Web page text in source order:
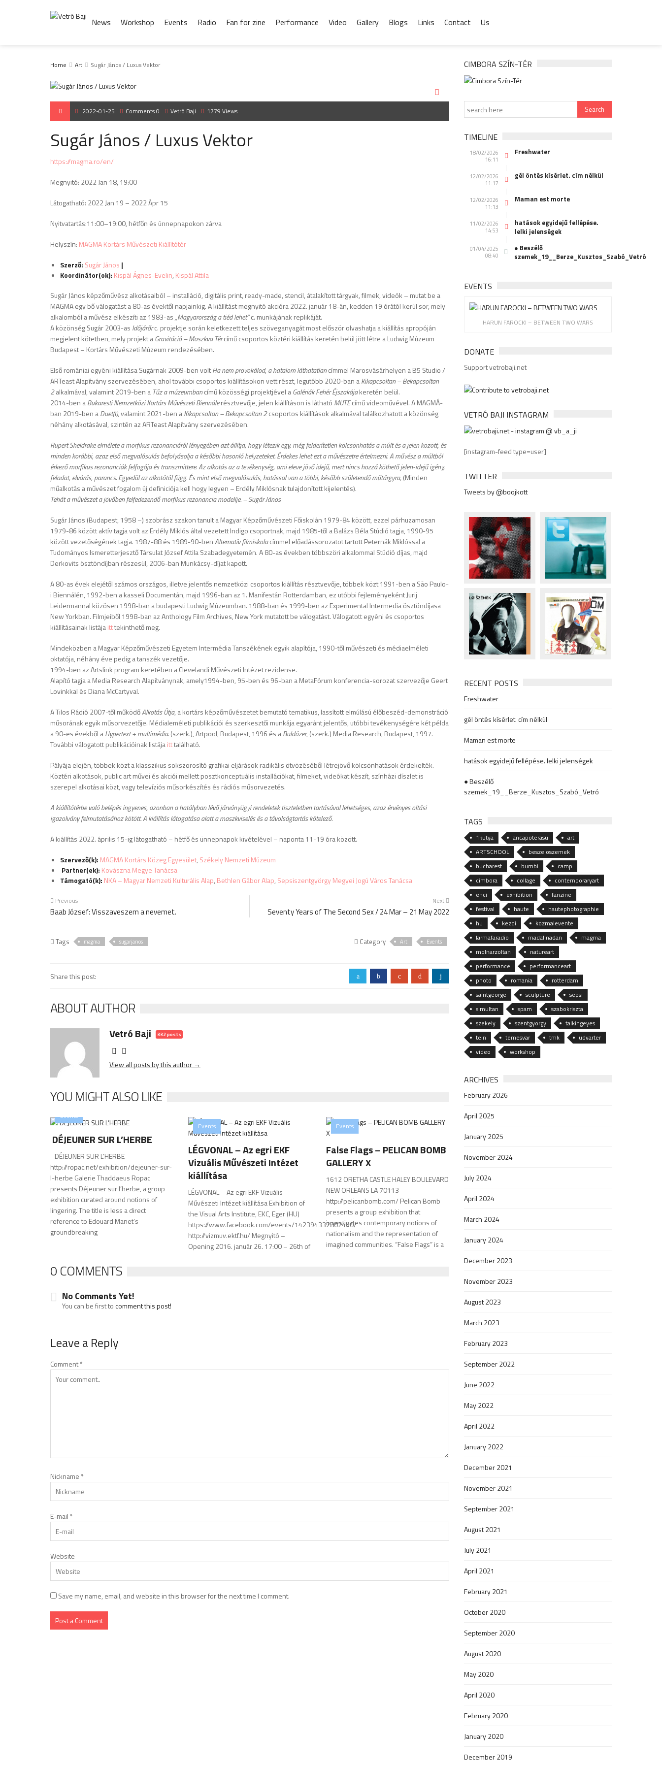
News Workshop Events Radio Fan for zine Performance Video Gallery Blogs Links Contact Us
Home Art Sugár János / Luxus Vektor
2022-01-25 Comments 0 Vetró Baji 1779 Views
Sugár János / Luxus Vektor
https://magma.ro/en/
Megnyitó: 2022 Jan 18, 19:00
Látogatható: 2022 Jan 19 – 2022 Ápr 15
Nyitvatartás:11:00–19:00, hétfőn és ünnepnapokon zárva
Helyszín: MAGMA Kortárs Művészeti Kiállítótér
Szerző: Sugár János |
Koordinátor(ok): Kispál Ágnes-Evelin, Kispál Attila
Sugár János képzőművész alkotásaiból – installáció, digitális print, ready-made, stencil, átalakított tárgyak, filmek, videók – mutat be a
MAGMA egy bő válogatást a 80-as évektől napjainkig. A kiállítást megnyitó akcióra 2022. január 18-án, kedden 19 órától kerül sor, mely
alkalomból a művész elkészíti az 1983-as „Magyarország a tiéd lehet”c. munkájának replikáját.
A közönség Sugár 2003-as Időjárőrc. projektje során keletkezett teljes szöveganyagát most először olvashatja a kiállítás apropóján
megjelent kötetben, mely projekt aGravitáció – Moszkva Tércímű csoportos köztéri kiállítás keretén belül jött létre a Ludwig Múzeum
Budapest – Kortárs Művészeti Múzeum rendezésében.
Első romániai egyéni kiállítása Sugárnak 2009-ben voltHa nem provokálod, a hatalom láthatatlancímmel Marosvásárhelyen a B5 Studio /
ARTeast Alapítvány szervezésében, ahol további csoportos kiállításokon vett részt, legutóbb 2020-ban aKikapcsoltan – Bekapcsoltan
2alkalmával, valamint 2019-ben a Tűz a múzeumbancímű közösségi projektjével aGalériák Fehér Éjszakájakeretén belül.
2014-ben aBukaresti Nemzetközi Kortárs Művészeti Biennálerésztvevője, jelen kiállításon is látható MUTEcímű videoművével. A MAGMÁ-
ban 2019-ben aDuet(t), valamint 2021-ben aKikapcsoltan – Bekapcsoltan 2csoportos kiállítások alkalmával találkozhatott a közönség
néhány alkotásával, szintén az ARTeast Alapítvány szervezésében.
Rupert Sheldrake elmélete a morfikus rezonanciáról lényegében azt állítja, hogy létezik egy, még felderítetlen kölcsönhatás a múlt és a jelen között, és
minden korábbi, azaz első megvalósulás befolyásolja a későbbi hasonló helyzeteket. Érdekes lehet ezt a művészetre értelmezni. A művész a múltból
érkező morfikus rezonanciák felfogója és transzmittere. Az alkotás az a tevékenység, ami eleve jövő idejű, mert nincs hozzá köthető jelen-idejű igény,
feladat, elvárás, parancs. Egyedül az alkotótól függ. És mint első megvalósulás, hatással van a többi, később születendő műtárgyra, (Minden
műalkotás a művészet fogalom új definiciója kell hogy legyen – Erdély Miklósnak tulajdonított kijelentés).
Tehát a művészet a jövőben felfedezendő morfikus rezonancia modellje. –Sugár János
Sugár János (Budapest, 1958 –) szobrász szakon tanult a Magyar Képzőművészeti Főiskolán 1979-84 között, ezzel párhuzamosan
1979-86 között aktív tagja volt az Erdély Miklós által vezetett Indigo csoportnak, majd 1985-től a Balázs Béla Stúdió tagja, 1990-95
között vezetőségének tagja. 1987-88 és 1989-90-benAlternatív filmiskolacímmel előadássorozatot tartott Peternák Miklóssal a
Tudományos Ismeretterjesztő Társulat József Attila Szabadegyetemén. A 80-as években többszöri alkalommal Stúdió díjas, majd
Derkovits ösztöndíjban részesül, 2006-ban Munkácsy-díjat kapott.
A 80-as évek elejétől számos országos, illetve jelentős nemzetközi csoportos kiállítás résztvevője, többek közt 1991-ben a São Paulo-
i Biennálén, 1992-ben a kasseli Documentán, majd 1996-ban az 1. Manifestán Rotterdamban, ez utóbbi fejleményeként Jurij
Leidermannal közösen 1998-ban a budapesti Ludwig Múzeumban. 1988-ban és 1999-ben az Experimental Intermedia ösztöndíjasa
New Yorkban. Filmjeiből 1998-ban az Anthology Film Archives, New York mutatott be válogatást. Válogatott egyéni és csoportos
kiállításainak listájaitttekinthető meg.
Mindeközben a Magyar Képzőművészeti Egyetem Intermédia Tanszékének egyik alapítója, 1990-től művészeti és médiaelméleti
oktatója, néhány éve pedig a tanszék vezetője.
1994-ben az Artslink program keretében a Clevelandi Művészeti Intézet rezidense.
Alapító tagja a Media Research Alapítványnak, amely1994-ben, 95-ben és 96-ban a MetaFórum konferencia-sorozat szervezője Geert
Lovinkkal és Diana McCartyval.
A Tilos Rádió 2007-től működőAlkotás Útja, a kortárs képzőművészetet bemutató tematikus, lassított elmúlású élőbeszéd-demonstráció
műsorának egyik műsorvezetője. Médialeméleti publikációi és szerkesztői munkája egyaránt jelentős, utóbbi tevékenységére két példa
a 90-es évekből aHypertext + multimédia.(szerk.), Artpool, Budapest, 1996 és aBuldózer, (szerk.) Media Research, Budapest, 1997.
További válogatott publikációinak listájaitttalálható.
Pályája elején, többek közt a klasszikus sokszorosító grafikai eljárások radikális ötvözéséből létrejövő kölcsönhatások érdekelték.
Köztéri alkotások, public art művei és akciói mellett posztkonceptuális installációkat, filmeket, videókat készít, színházi díszlet is
szerepel alkotásai közt, vagy televíziós műsorkészítés és rádiós műsorvezetés.
A kiállítótérbe való belépés ingyenes, azonban a hatályban lévő járványügyi rendeletek tiszteletben tartásával lehetséges, azaz érvényes oltási
igazolvány felmutatásához kötött. A kiállítás látogatása alatt a maszkviselés és a távolságtartás kötelező.
A kiállítás 2022. április 15-ig látogatható – hétfő és ünnepnapok kivételével – naponta 11-19 óra között.
Szervező(k): MAGMA Kortárs Közeg Egyesület, Székely Nemzeti Múzeum
Partner(ek): Kovászna Megye Tanácsa
Támogató(k): NKA – Magyar Nemzeti Kulturális Alap, Bethlen Gábor Alap, Sepsiszentgyörgy Megyei Jogú Város Tanácsa
Previous
Baab József: Visszaveszem a nevemet.
Next
Seventy Years of The Second Sex / 24 Mar – 21 May 2022
Tags magma sugarjanos Category Art Events
Share this post: a b c d j
ABOUT AUTHOR
Vetró Baji 332 posts
View all posts by this author →
YOU MIGHT ALSO LIKE
Events
DÉJEUNER SUR L’HERBE
DÉJEUNER SUR L’HERBE
http://ropac.net/exhibition/dejeuner-sur-
l-herbe Galerie Thaddaeus Ropac
presents Déjeuner sur l’herbe, a group
exhibition curated around notions of
lingering. The title is less a direct
reference to Edouard Manet’s
groundbreaking
Events
LÉGVONAL – Az egri EKF
Vizuális Művészeti Intézet
kiállítása
LÉGVONAL – Az egri EKF Vizuális
Művészeti Intézet kiállítása Exhibition of
the Visual Arts Institute, EKC, Eger (HU)
https://www.facebook.com/events/142394332802450/
http://vizmuv.ektf.hu/ Megnyitó –
Opening 2016. január 26. 17:00 – 26th of
Events
False Flags – PELICAN BOMB
GALLERY X
1612 ORETHA CASTLE HALEY BOULEVARD
NEW ORLEANS LA 70113
http://pelicanbomb.com/ Pelican Bomb
presents a group exhibition that
investigates contemporary notions of
nationalism and the representation of
imagined communities. “False Flags” is a
0 COMMENTS
No Comments Yet!
You can be first tocomment this post!
Leave a Reply
Comment*
Nickname *
E-mail *
Website
Save my name, email, and website in this browser for the next time I comment.
CIMBORA SZÍN-TÉR
TIMELINE
18/02/2026
16:11
Freshwater
12/02/2026
11:17
gél öntés kísérlet. cím nélkül
12/02/2026
11:13
Maman est morte
11/02/2026
14:53
hatások egyidejű fellépése.
lelki jelenségek
01/04/2025
08:40
● Beszélő
szemek_19__Berze_Kusztos_Szabó_Vetró
EVENTS
HARUN FAROCKI – BETWEEN TWO WARS
DONATE
Support vetrobaji.net
VETRÓ BAJI INSTAGRAM
[instagram-feed type=user]
TWITTER
Tweets by @boojkott
RECENT POSTS
Freshwater
gél öntés kísérlet. cím nélkül
Maman est morte
hatások egyidejű fellépése. lelki jelenségek
● Beszélő
szemek_19__Berze_Kusztos_Szabó_Vetró
TAGS
1kutya ancapoterasu
art
ARTSCHOOL
beszeloszemek
bucharest
bumbi
camp
cimbora
collage
contemporaryart
enci
exhibition
fanzine
festival
haute
hautephotographie
hu
kezdi
kozmalevente
larmafaradio
madalinadan
magma
molnarzoltan
natureart
performance
performanceart
photo
romania
rotterdam
saintgeorge
sculpture
sepsi
simultan
spam
szabokriszta
szekely
szentgyorgy
talkingeyes
tein
temesvar tmk
udvarter
video
workshop
ARCHIVES
February 2026
April 2025
January 2025
November 2024
July 2024
April 2024
March 2024
January 2024
December 2023
November 2023
August 2023
March 2023
February 2023
September 2022
June 2022
May 2022
April 2022
January 2022
December 2021
November 2021
September 2021
August 2021
July 2021
April 2021
February 2021
October 2020
September 2020
August 2020
May 2020
April 2020
February 2020
January 2020
December 2019